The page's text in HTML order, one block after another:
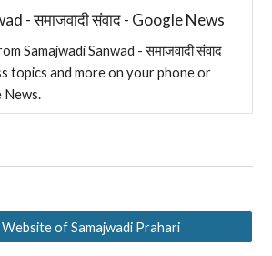
- समाजवादी संवाद - Google News
Samajwadi Sanwad - समाजवादी संवाद
topics and more on your phone or
News.
of Samajwadi Prahari